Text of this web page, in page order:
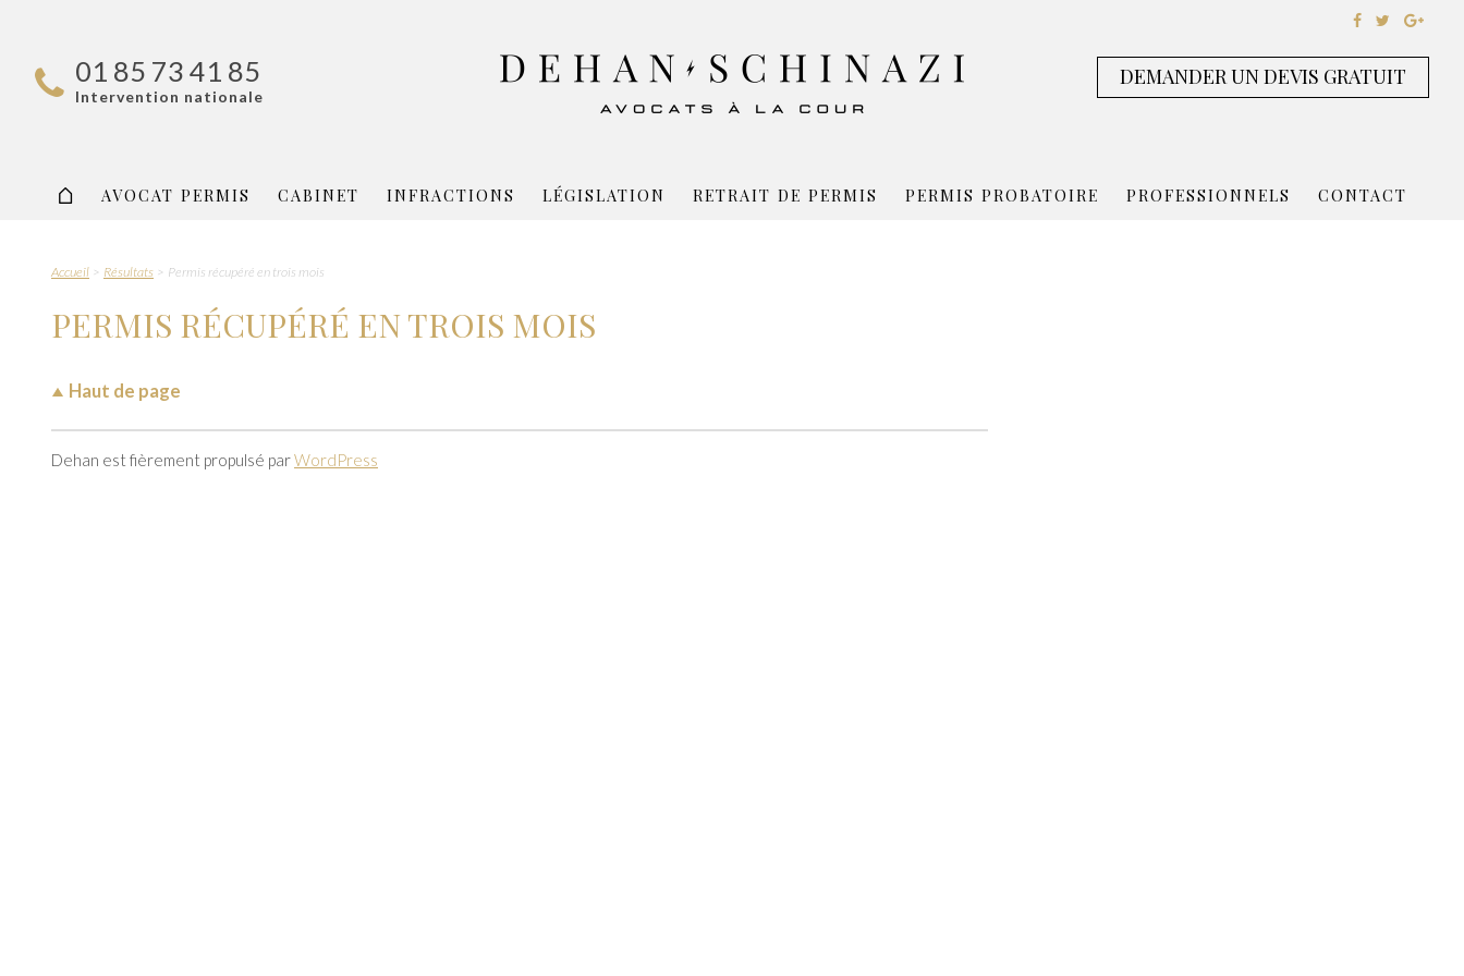
01 85 73 41 85
Intervention nationale
DEMANDER UN DEVIS GRATUIT
AVOCAT PERMIS CABINET INFRACTIONS LÉGISLATION RETRAIT DE PERMIS PERMIS PROBATOIRE PROFESSIONNELS CONTACT
Accueil Résultats Permis récupéré en trois mois
PERMIS RÉCUPÉRÉ EN TROIS MOIS
Haut de page
Dehan est fièrement propulsé parWordPress